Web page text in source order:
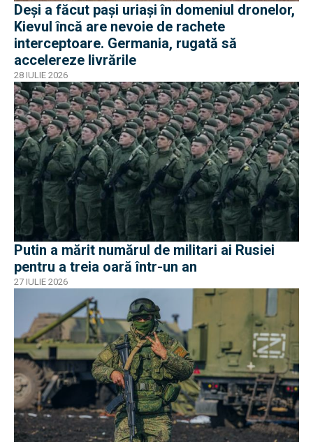
Deși a făcut pași uriași în domeniul dronelor,
Kievul încă are nevoie de rachete
interceptoare. Germania, rugată să
accelereze livrările
28 IULIE 2026
Putin a mărit numărul de militari ai Rusiei
pentru a treia oară într-un an
27 IULIE 2026